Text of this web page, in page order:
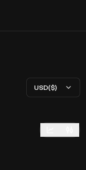
USD($)